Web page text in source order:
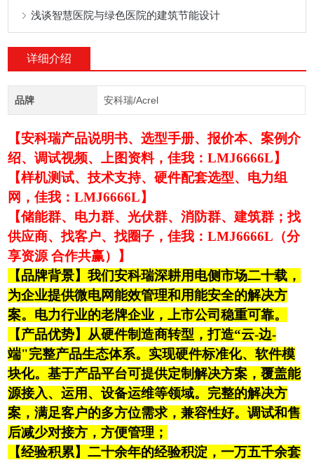
浅谈智慧医院与绿色医院的建筑节能设计
详细介绍
品牌 安科瑞/Acrel
【安科瑞产品说明书、选型手册、报价本、案例介
绍、调试视频、上图资料，佳我：LMJ6666L】
【样机测试、技术支持、硬件配套选型、电力组
网，佳我：LMJ6666L】
【储能群、电力群、光伏群、消防群、建筑群；找
供应商、找客户、找圈子，佳我：LMJ6666L（分
享资源 合作共赢）】
【品牌背景】我们安科瑞深耕用电侧市场二十载，
为企业提供微电网能效管理和用能安全的解决方
案。电力行业的老牌企业，上市公司稳重可靠。
【产品优势】从硬件制造商转型，打造“云-边-
端"完整产品生态体系。实现硬件标准化、软件模
块化。基于产品平台可提供定制解决方案，覆盖能
源接入、运用、设备运维等领域。完整的解决方
案，满足客户的多方位需求，兼容性好。调试和售
后减少对接方，方便管理；
【经验积累】二十余年的经验积淀，一万五千余套